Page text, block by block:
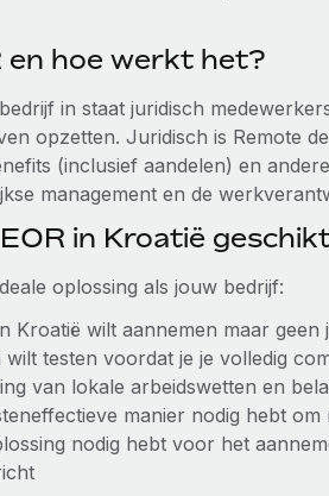
en hoe werkt het?
in staat juridisch
opzetten. Juridisch is Remote
(inclusief aandelen) en
management en de
in Kroatië
oplossing als jouw bedrijf:
Kroatië wilt aannemen maar
testen voordat je je volledig
van lokale arbeidswetten en
manier nodig hebt
nodig hebt voor het